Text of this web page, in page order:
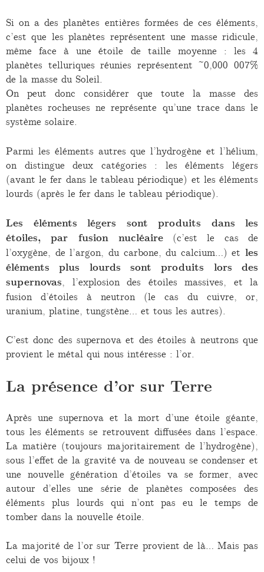
Si on a des planètes entières formées de ces éléments,
c’est que les planètes représentent une masse ridicule,
même face à une étoile de taille moyenne : les 4
planètes telluriques réunies représentent ~0,000 007%
de la masse du Soleil.
On peut donc considérer que toute la masse des
planètes rocheuses ne représente qu’une trace dans le
système solaire.
Parmi les éléments autres que l’hydrogène et l’hélium,
on distingue deux catégories : les éléments légers
(avant le fer dans le tableau périodique) et les éléments
lourds (après le fer dans le tableau périodique).
Les éléments légers sont produits dans les
étoiles, par fusion nucléaire(c’est le cas de
l’oxygène, de l’argon, du carbone, du calcium…) et les
éléments plus lourds sont produits lors des
supernovas , l’explosion des étoiles massives, et la
fusion d’étoiles à neutron (le cas du cuivre, or,
uranium, platine, tungstène… et tous les autres).
C’est donc des supernova et des étoiles à neutrons que
provient le métal qui nous intéresse : l’or.
La présence d’or sur Terre
Après une supernova et la mort d’une étoile géante,
tous les éléments se retrouvent diffusées dans l’espace.
La matière (toujours majoritairement de l’hydrogène),
sous l’effet de la gravité va de nouveau se condenser et
une nouvelle génération d’étoiles va se former, avec
autour d’elles une série de planètes composées des
éléments plus lourds qui n’ont pas eu le temps de
tomber dans la nouvelle étoile.
La majorité de l’or sur Terre provient de là… Mais pas
celui de vos bijoux !